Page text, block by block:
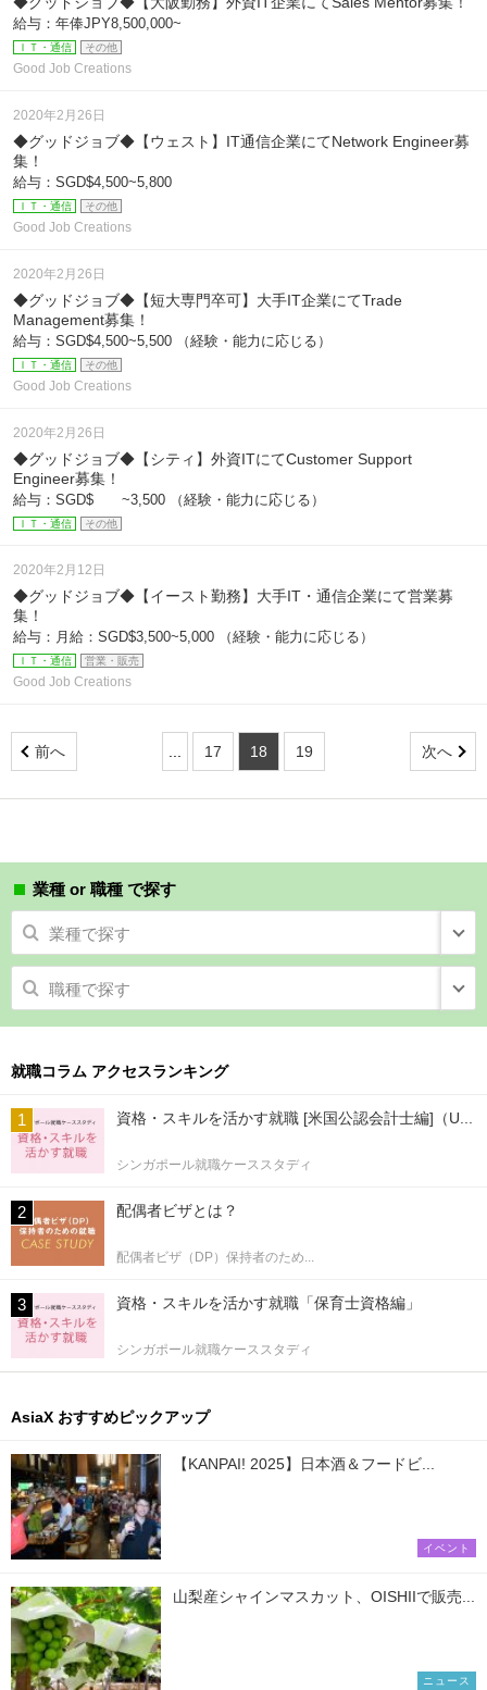
給与：年俸JPY8,500,000~
ＩＴ・通信 その他
Good Job Creations
◆グッドジョブ◆【ウェスト】IT通信企業にてNetwork Engineer募
集！
給与：SGD$4,500~5,800
ＩＴ・通信 その他
2020年2月26日
Good Job Creations
◆グッドジョブ◆【短大専門卒可】大手IT企業にてTrade
Management募集！
給与：SGD$4,500~5,500 （経験・能力に応じる）
ＩＴ・通信 その他
2020年2月26日
Good Job Creations
◆グッドジョブ◆【シティ】外資ITにてCustomer Support
Engineer募集！
給与：SGD$ ~3,500 （経験・能力に応じる）
ＩＴ・通信 その他
2020年2月26日
◆グッドジョブ◆【イースト勤務】大手IT・通信企業にて営業募
集！
給与：月給：SGD$3,500~5,000 （経験・能力に応じる）
ＩＴ・通信 営業・販売
2020年2月12日
Good Job Creations
前へ 17 18 19 次へ
業種 or 職種 で探す
業種で探す
職種で探す
就職コラム アクセスランキング
資格・スキルを活かす就職 [米国公認会計士編]（U...
シンガポール就職ケーススタディ
配偶者ビザとは？
配偶者ビザ（DP）保持者のため...
資格・スキルを活かす就職「保育士資格編」
シンガポール就職ケーススタディ
AsiaX おすすめピックアップ
【KANPAI! 2025】日本酒＆フードビ...
イベント
山梨産シャインマスカット、OISHIIで販売...
ニュース